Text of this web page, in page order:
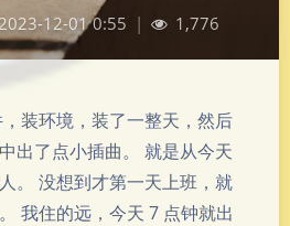
2023-12-01 0:55 | 1,776
装环境，装了一整天，然后
出了点小插曲。 就是从今天
。 没想到才第一天上班，就
我住的远，今天 7 点钟就出